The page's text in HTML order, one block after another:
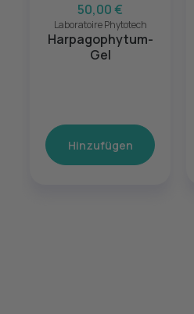
50,00 €
Laboratoire Phytotech
Harpagophytum-
Gel
Hinzufügen